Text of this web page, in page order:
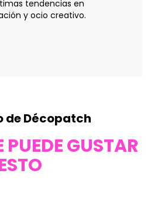
tendencias en
y ocio creativo.
de Décopatch
GUSTAR